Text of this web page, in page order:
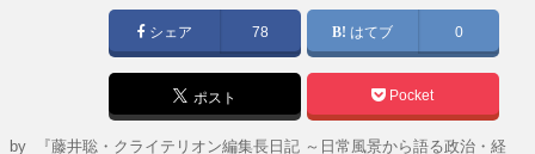
シェア 78 はてブ 0
ポスト Pocket
by
『藤井聡・クライテリオン編集長日記 ～日常風景から語る政治・経